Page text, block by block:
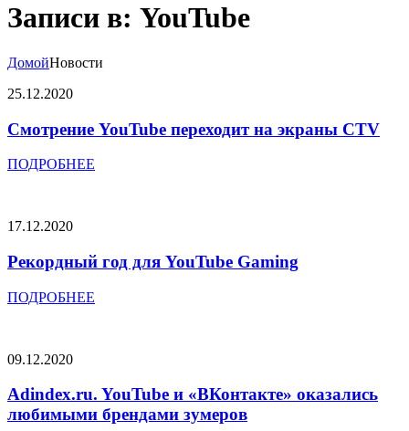
Записи в: YouTube
ДомойНовости
25.12.2020
Смотрение YouTube переходит на экраны CTV
ПОДРОБНЕЕ
17.12.2020
Рекордный год для YouTube Gaming
ПОДРОБНЕЕ
09.12.2020
Adindex.ru. YouTube и «ВКонтакте» оказались
любимыми брендами зумеров